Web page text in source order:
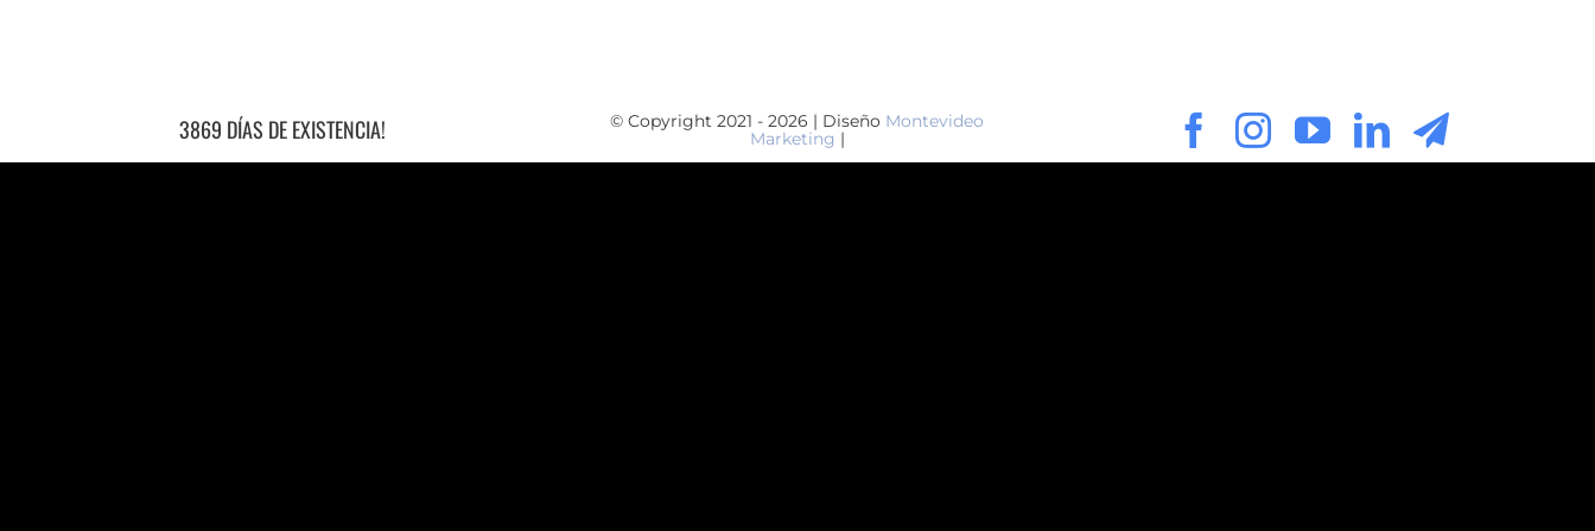
3869 DÍAS DE EXISTENCIA! © Copyright 2021 - 2026 | Diseño Montevideo
Marketing |